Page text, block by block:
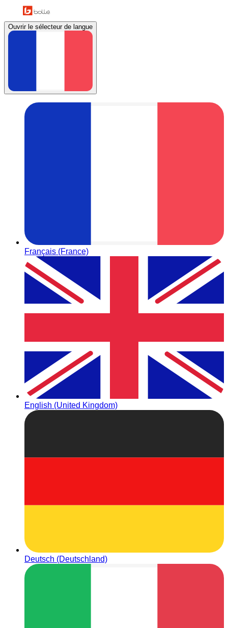
Ouvrir le sélecteur de langue
Français (France)
English (United Kingdom)
Deutsch (Deutschland)